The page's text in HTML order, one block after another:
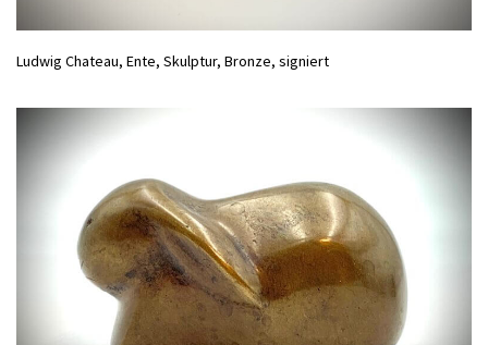
Ludwig Chateau, Ente, Skulptur, Bronze, signiert